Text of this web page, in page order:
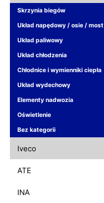
Skrzynia biegów
Układ napędowy / osie / most
Układ paliwowy
Układ chłodzenia
Chłodnice i wymienniki ciepła
Układ wydechowy
Elementy nadwozia
Oświetlenie
Bez kategorii
Iveco
ATE
INA